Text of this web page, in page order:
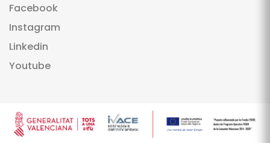
Facebook
Instagram
Linkedin
Youtube